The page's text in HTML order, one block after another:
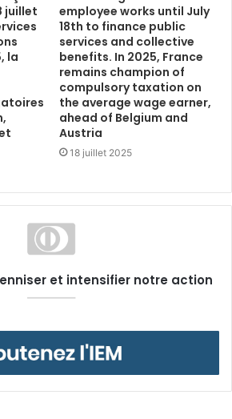
juillet
la
employee works until July
18th to finance public
services and collective
benefits. In 2025, France
remains champion of
compulsory taxation on
the average wage earner,
ahead of Belgium and
Austria
18 juillet 2025
et intensifier notre action